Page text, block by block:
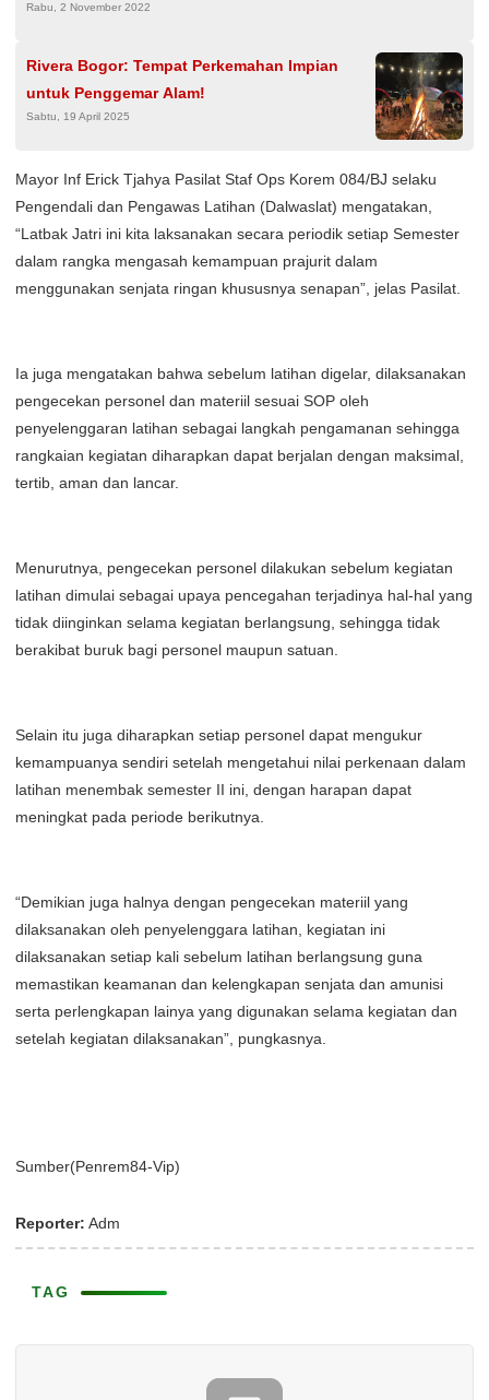
Rabu, 2 November 2022
Rivera Bogor: Tempat Perkemahan Impian
untuk Penggemar Alam!
Sabtu, 19 April 2025
Mayor Inf Erick Tjahya Pasilat Staf Ops Korem 084/BJ selaku
Pengendali dan Pengawas Latihan (Dalwaslat) mengatakan,
“Latbak Jatri ini kita laksanakan secara periodik setiap Semester
dalam rangka mengasah kemampuan prajurit dalam
menggunakan senjata ringan khususnya senapan”, jelas Pasilat.
Ia juga mengatakan bahwa sebelum latihan digelar, dilaksanakan
pengecekan personel dan materiil sesuai SOP oleh
penyelenggaran latihan sebagai langkah pengamanan sehingga
rangkaian kegiatan diharapkan dapat berjalan dengan maksimal,
tertib, aman dan lancar.
Menurutnya, pengecekan personel dilakukan sebelum kegiatan
latihan dimulai sebagai upaya pencegahan terjadinya hal-hal yang
tidak diinginkan selama kegiatan berlangsung, sehingga tidak
berakibat buruk bagi personel maupun satuan.
Selain itu juga diharapkan setiap personel dapat mengukur
kemampuanya sendiri setelah mengetahui nilai perkenaan dalam
latihan menembak semester II ini, dengan harapan dapat
meningkat pada periode berikutnya.
“Demikian juga halnya dengan pengecekan materiil yang
dilaksanakan oleh penyelenggara latihan, kegiatan ini
dilaksanakan setiap kali sebelum latihan berlangsung guna
memastikan keamanan dan kelengkapan senjata dan amunisi
serta perlengkapan lainya yang digunakan selama kegiatan dan
setelah kegiatan dilaksanakan”, pungkasnya.
Sumber(Penrem84-Vip)
Reporter: Adm
TAG